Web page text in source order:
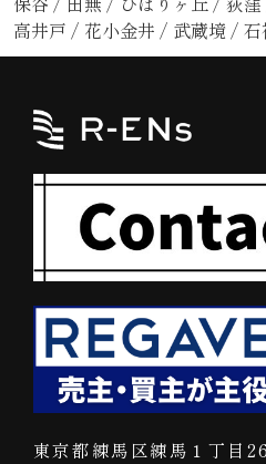
高井戸 / 花小金井 / 武蔵境 / 石
東京都練馬区練馬１丁目